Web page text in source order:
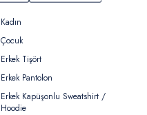
Kadın
Çocuk
Erkek Tişört
Erkek Pantolon
Erkek Kapüşonlu Sweatshirt /
Hoodie